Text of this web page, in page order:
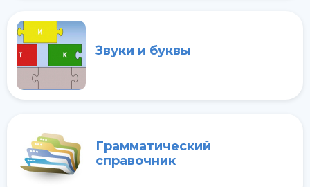
Звуки и буквы
Грамматический
справочник